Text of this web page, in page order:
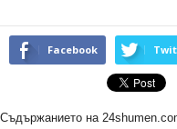
Facebook
Съдържанието на